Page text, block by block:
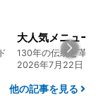
2026年7月22日
他の記事を見る